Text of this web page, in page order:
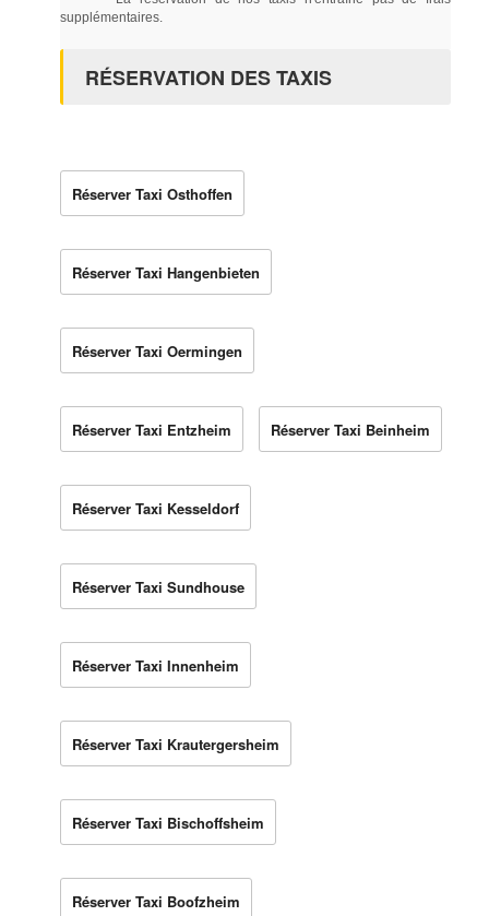
supplémentaires.
RÉSERVATION DES TAXIS
Réserver Taxi Osthoffen
Réserver Taxi Hangenbieten
Réserver Taxi Oermingen
Réserver Taxi Entzheim Réserver Taxi Beinheim
Réserver Taxi Kesseldorf
Réserver Taxi Sundhouse
Réserver Taxi Innenheim
Réserver Taxi Krautergersheim
Réserver Taxi Bischoffsheim
Réserver Taxi Boofzheim